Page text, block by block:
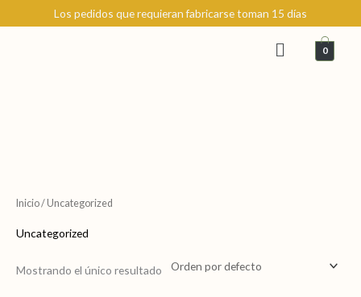
al
Los pedidos que requieran fabricarse toman 15 días
Menú 0
Inicio/ Uncategorized
Uncategorized
Mostrando el único resultado